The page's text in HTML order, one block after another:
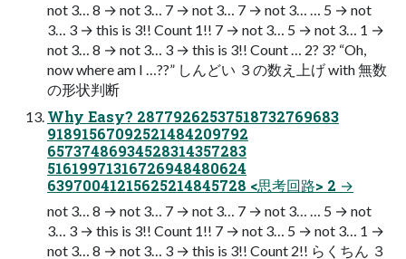
not 3… 8 → not 3… 7 → not 3… 7 → not 3… … 5 → not
3… 3 → this is 3!! Count 1!! 7 → not 3… 5 → not 3… 1 →
not 3… 8 → not 3… 3 → this is 3!! Count … 2? 3? “Oh,
now where am I …??” しんどい ３の数え上げ with 無数
の形状判断
Why Easy? 28779262537518732769683
91891567092521484209792
65737486934528314357283
51619971316726948480624
63970041215625214845728 <思考回路> 2 →
not 3… 8 → not 3… 7 → not 3… 7 → not 3… … 5 → not
3… 3 → this is 3!! Count 1!! 7 → not 3… 5 → not 3… 1 →
not 3… 8 → not 3… 3 → this is 3!! Count 2!! らくちん ３